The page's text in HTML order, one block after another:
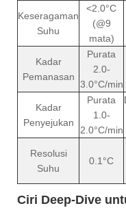
Keseragaman
Suhu
<2.0°C
(@9
mata)
Kadar
Pemanasan
Purata
2.0-
3.0°C/min
Kadar
Penyejukan
Purata
1.0-
2.0°C/min
Resolusi
Suhu
0.1°C
Ciri Deep-Dive